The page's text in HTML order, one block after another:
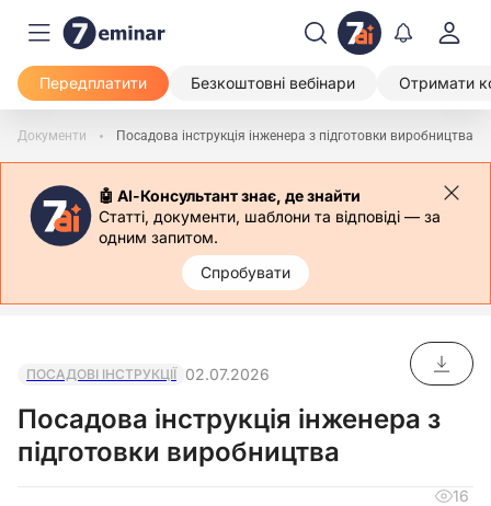
Передплатити Безкоштовні вебінари Отримати
Документи Посадова інструкція інженера з підготовки виробництва
🤖 АІ-Консультант знає, де знайти
Статті, документи, шаблони та відповіді — за
одним запитом.
Спробувати
ПОСАДОВІ ІНСТРУКЦІЇ 02.07.2026
Посадова інструкція інженера з
підготовки виробництва
16